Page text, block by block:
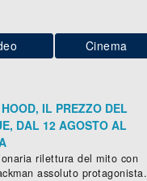
Cinema
IL PREZZO DEL
DAL 12 AGOSTO AL
rilettura del mito con
assoluto protagonista.